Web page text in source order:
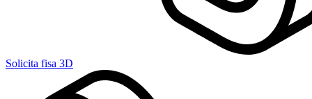
Solicita fisa 3D